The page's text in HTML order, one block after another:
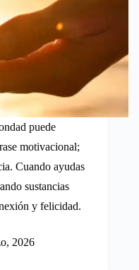
puede
motivacional;
Cuando ayudas
sustancias
y felicidad.
2026